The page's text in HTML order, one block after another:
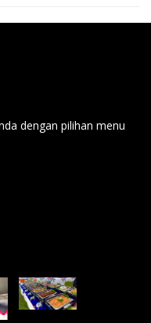
dengan pilihan menu